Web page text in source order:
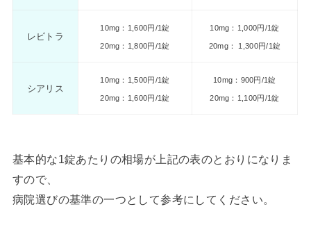
レビトラ
10mg：1,600円/1錠
20mg：1,800円/1錠
10mg：1,000円/1錠
20mg： 1,300円/1錠
シアリス
10mg：1,500円/1錠
20mg：1,600円/1錠
10mg：900円/1錠
20mg：1,100円/1錠
基本的な1錠あたりの相場が上記の表のとおりになりま
すので、
病院選びの基準の一つとして参考にしてください。